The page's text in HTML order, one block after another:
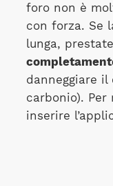
foro non è
con forza. Se
lunga,
danneggiare
carbonio).
inserire